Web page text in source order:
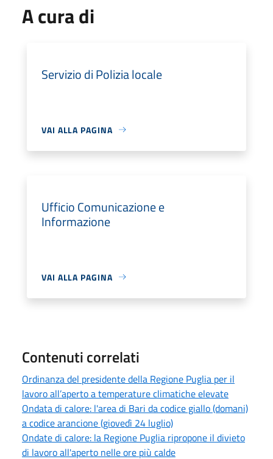
A cura di
Servizio di Polizia locale
VAI ALLA PAGINA
Ufficio Comunicazione e
Informazione
VAI ALLA PAGINA
Contenuti correlati
Ordinanza del presidente della Regione Puglia per il
lavoro all’aperto a temperature climatiche elevate
Ondata di calore: l'area di Bari da codice giallo (domani)
a codice arancione (giovedì 24 luglio)
Ondate di calore: la Regione Puglia ripropone il divieto
di lavoro all'aperto nelle ore più calde